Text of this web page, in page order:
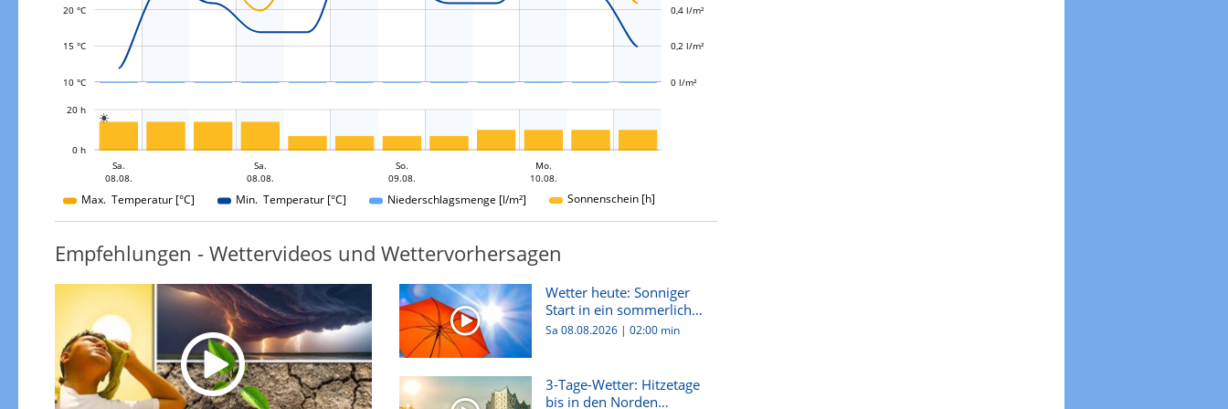
10 °C
15 °C
20 °C
0 l/m²
0,2 l/m²
0,4 l/m²

0 h
20 h
10.08.
Sa.
08.08.
08.08.
09.08.
So.
09.08.
10.08.
10.08.
Sa.
08.08.
Mo.
10.08.
Max. Temperatur [°C]
Min. Temperatur [°C] Niederschlagsmenge [l/m²] Sonnenschein [h]
Empfehlungen - Wettervideos und Wettervorhersagen
Wetter heute: Sonniger
Start in ein sommerlich
hei...
Sa 08.08.2026 |02:00 min
3-Tage-Wetter: Hitzetage
bis in den Norden